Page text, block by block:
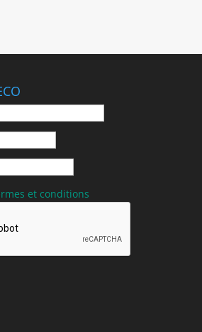
et conditions